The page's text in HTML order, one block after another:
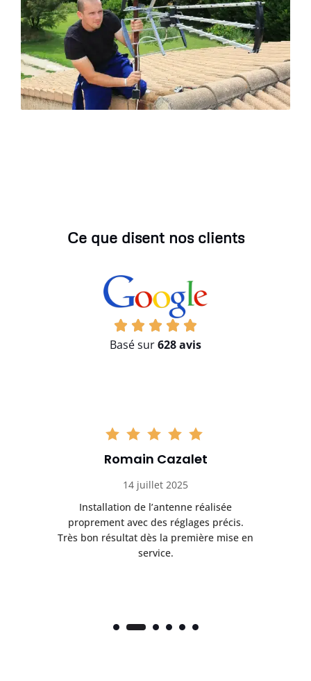
Ce que disent nos clients
Basé sur628 avis
Romain Cazalet
14 juillet 2025
Installation de l’antenne réalisée
proprement avec des réglages précis.
Très bon résultat dès la première mise en
service.